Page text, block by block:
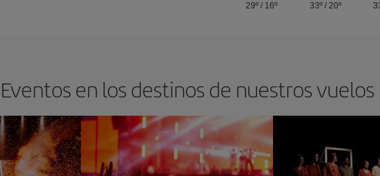
29º / 16º
33º/ 20º
Eventos en los destinos de nuestros